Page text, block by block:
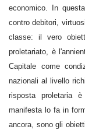
economico. In
contro debitori,
classe: il vero
proletariato, è
Capitale come
nazionali al livello
risposta proletaria
manifesta lo fa in
ancora, sono gli